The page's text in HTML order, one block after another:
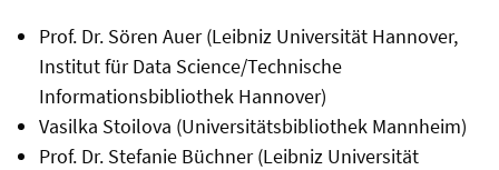
Prof. Dr. Sören Auer (Leibniz Universität Hannover,
Institut für Data Science/Technische
Informationsbibliothek Hannover)
Vasilka Stoilova (Universitätsbibliothek Mannheim)
Prof. Dr. Stefanie Büchner (Leibniz Universität